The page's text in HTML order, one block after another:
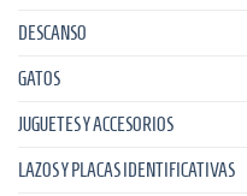
DESCANSO
GATOS
JUGUETES Y ACCESORIOS
LAZOS Y PLACAS IDENTIFICATIVAS